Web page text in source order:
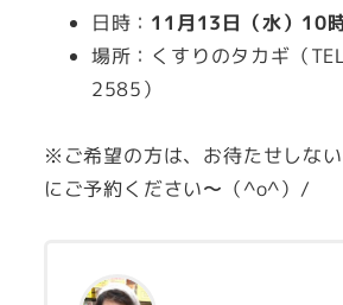
日時： 11月13日（水）10
場所：くすりのタカギ（
2585）
※ご希望の方は、お待たせしな
にご予約ください〜（^o^）/